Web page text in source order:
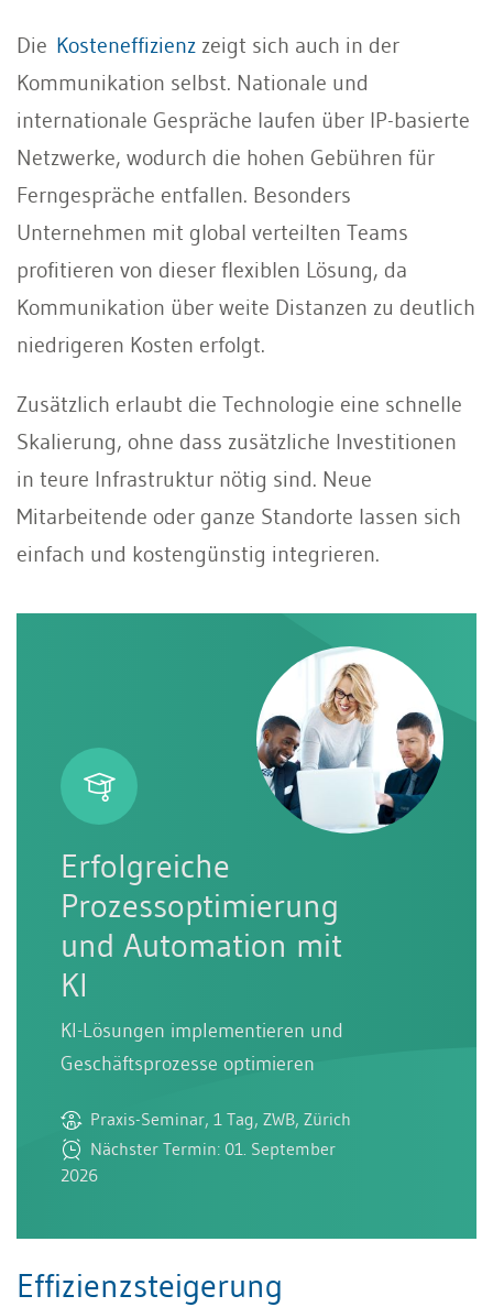
Die Kosteneffizienz zeigt sich auch in der
Kommunikation selbst. Nationale und
internationale Gespräche laufen über IP-basierte
Netzwerke, wodurch die hohen Gebühren für
Ferngespräche entfallen. Besonders
Unternehmen mit global verteilten Teams
profitieren von dieser flexiblen Lösung, da
Kommunikation über weite Distanzen zu deutlich
niedrigeren Kosten erfolgt.
Zusätzlich erlaubt die Technologie eine schnelle
Skalierung, ohne dass zusätzliche Investitionen
in teure Infrastruktur nötig sind. Neue
Mitarbeitende oder ganze Standorte lassen sich
einfach und kostengünstig integrieren.
Erfolgreiche
Prozessoptimierung
und Automation mit
KI
KI-Lösungen implementieren und
Geschäftsprozesse optimieren
Praxis-Seminar, 1 Tag, ZWB, Zürich
Nächster Termin: 01. September
2026
Effizienzsteigerung